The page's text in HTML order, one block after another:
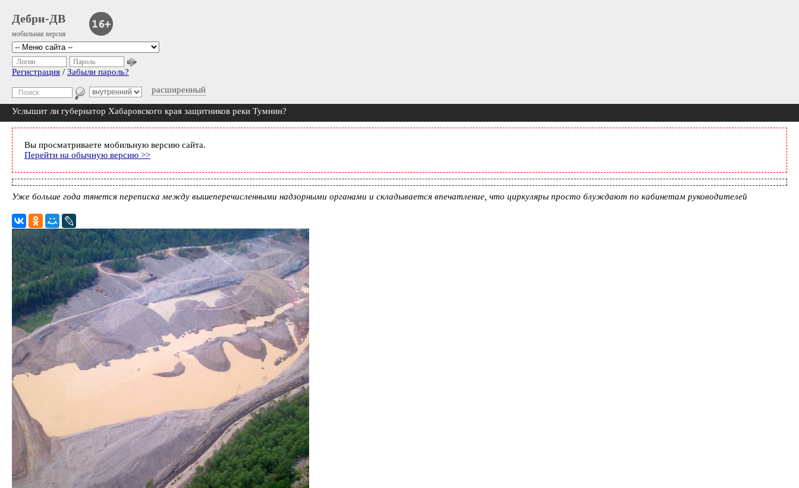
Дебри-ДВ
мобильная версия
расширенный
Логин Пароль
Регистрация / Забыли пароль?
Услышит ли губернатор Хабаровского края защитников реки Тумнин?
Вы просматриваете мобильную версию сайта.
Перейти на обычную версию >>
Уже больше года тянется переписка между вышеперечисленными надзорными органами и складывается впечатление, что циркуляры просто блуждают по кабинетам руководителей